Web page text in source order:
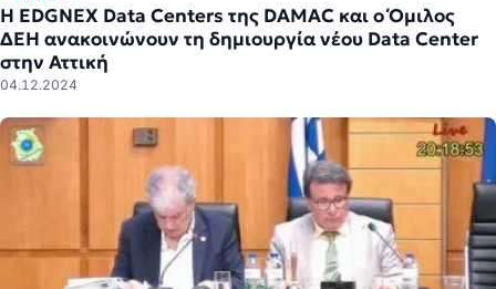
Η EDGNEX Data Centers της DAMAC και ο Όμιλος
ΔΕΗ ανακοινώνουν τη δημιουργία νέου Data Center
στην Αττική
04.12.2024